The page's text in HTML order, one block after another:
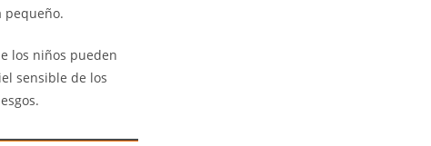
pequeño.
los niños pueden
sensible de los